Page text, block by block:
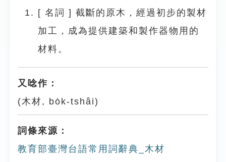
[ 名詞 ] 截斷的原木，經過初步的製材
加工，成為提供建築和製作器物用的
材料。
又唸作：
(木材, bo̍k-tshâi)
詞條來源：
教育部臺灣台語常用詞辭典_木材